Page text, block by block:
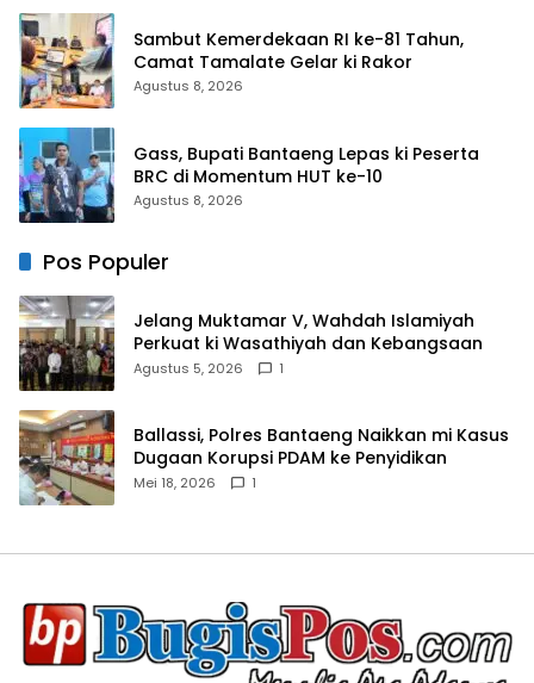
Sambut Kemerdekaan RI ke-81 Tahun,
Camat Tamalate Gelar ki Rakor
Agustus 8, 2026
Gass, Bupati Bantaeng Lepas ki Peserta
BRC di Momentum HUT ke-10
Agustus 8, 2026
Pos Populer
Jelang Muktamar V, Wahdah Islamiyah
Perkuat ki Wasathiyah dan Kebangsaan
Agustus 5, 2026 1
Ballassi, Polres Bantaeng Naikkan mi Kasus
Dugaan Korupsi PDAM ke Penyidikan
Mei 18, 2026 1